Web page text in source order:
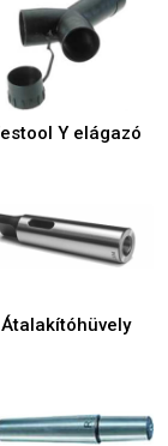
Y elágazó
Átalakítóhüvely